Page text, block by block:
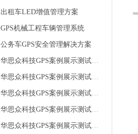
出租车LED增值管理方案
GPS机械工程车辆管理系统
公务车GPS安全管理解决方案
华思众科技GPS案例展示测试文章www.le
华思众科技GPS案例展示测试文章www.le
华思众科技GPS案例展示测试文章www.le
华思众科技GPS案例展示测试文章www.le
华思众科技GPS案例展示测试文章www.le